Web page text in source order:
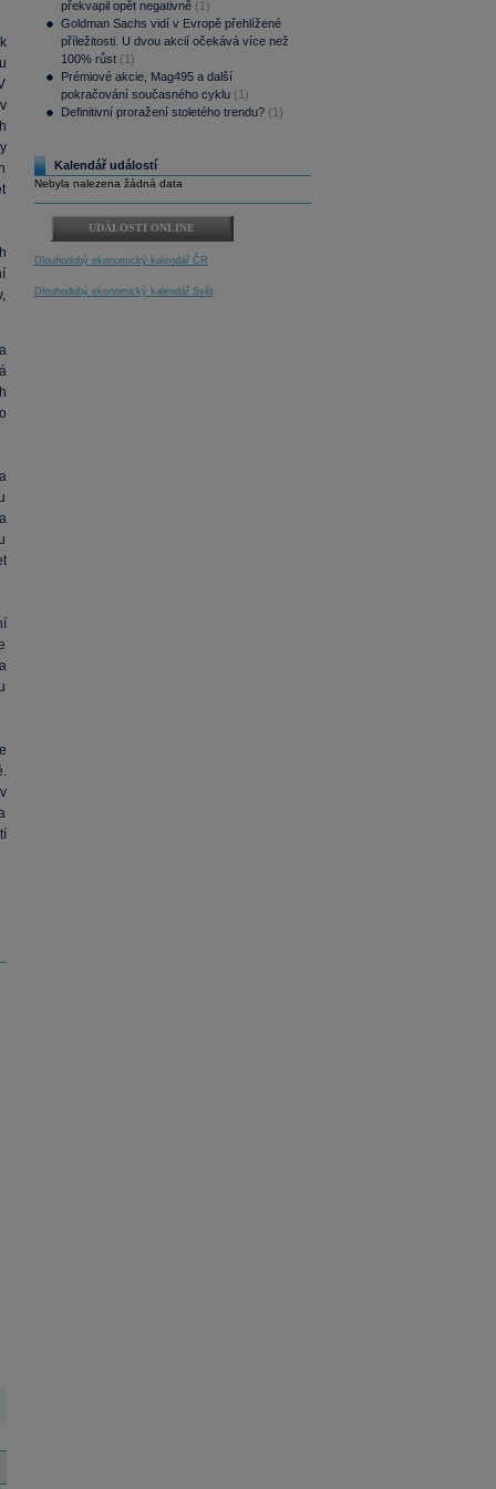
k
překvapil opět negativně (1)
Goldman Sachs vidí v Evropě přehlížené
příležitosti. U dvou akcií očekává více než
100% růst (1)
Prémiové akcie, Mag495 a další
pokračování současného cyklu (1)
Definitivní proražení stoletého trendu? (1)
Kalendář událostí
Nebyla nalezena žádná data
UDÁLOSTI ONLINE
Dlouhodobý ekonomický kalendář ČR
Dlouhodobý ekonomický kalendář Svět